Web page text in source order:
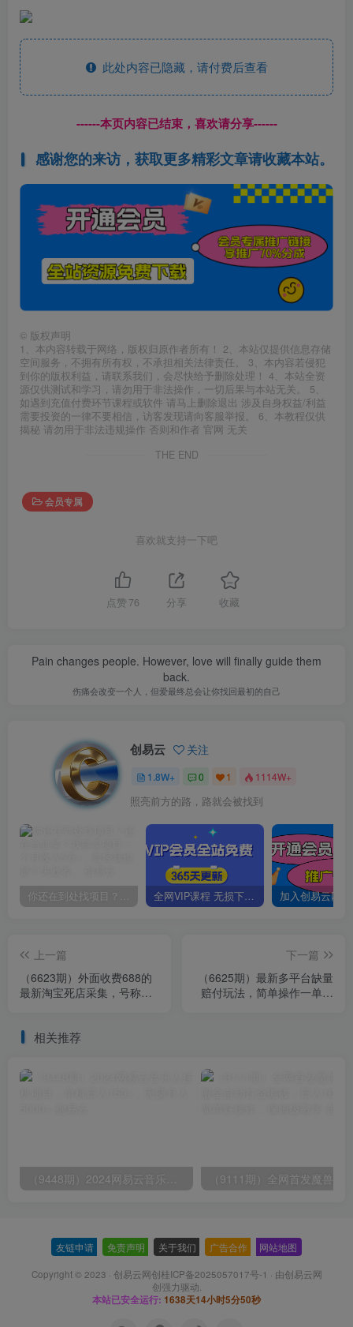
此处内容已隐藏，请付费后查看
------本页内容已结束，喜欢请分享------
感谢您的来访，获取更多精彩文章请收藏本站。
© 版权声明
1、本内容转载于网络，版权归原作者所有！ 2、本站仅提供信息存储
空间服务，不拥有所有权，不承担相关法律责任。 3、本内容若侵犯
到你的版权利益，请联系我们，会尽快给予删除处理！ 4、本站全资
源仅供测试和学习，请勿用于非法操作，一切后果与本站无关。 5、
如遇到充值付费环节课程或软件 请马上删除退出 涉及自身权益/利益
需要投资的一律不要相信，访客发现请向客服举报。 6、本教程仅供
揭秘 请勿用于非法违规操作 否则和作者 官网 无关
THE END
会员专属
喜欢就支持一下吧
点赞 76 分享 收藏
Pain changes people. However, love will finally guide them
back.
伤痛会改变一个人，但爱最终总会让你找回最初的自己
创易云 关注
1.8W+ 0 1 1114W+
照亮前方的路，路就会被找到
你还在到处找项目？还在当韭菜？我靠卖项目一个月收入5万+，曾经我也是个失败者。 全网VIP课程 无损下载~
上一篇
（6623期）外面收费688的
最新淘宝死店采集，号称一
下一篇
（6625期）最新多平台缺量
赔付玩法，简单操作一单利
相关推荐
友链申请 免责声明 关于我们 广告合作 网站地图
Copyright © 2023 · 创易云网创桂ICP备2025057017号-1 · 由创易云网
创强力驱动.
本站已安全运行: 1638天14小时5分50秒